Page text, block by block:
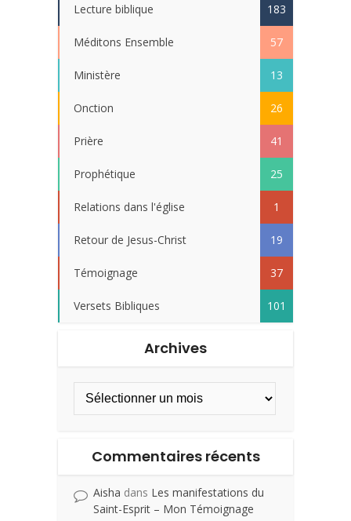
Lecture biblique 183
Méditons Ensemble 57
Ministère 13
Onction 26
Prière 41
Prophétique 25
Relations dans l'église 1
Retour de Jesus-Christ 19
Témoignage 37
Versets Bibliques 101
Archives
Commentaires récents
Aisha dans Les manifestations du
Saint-Esprit – Mon Témoignage